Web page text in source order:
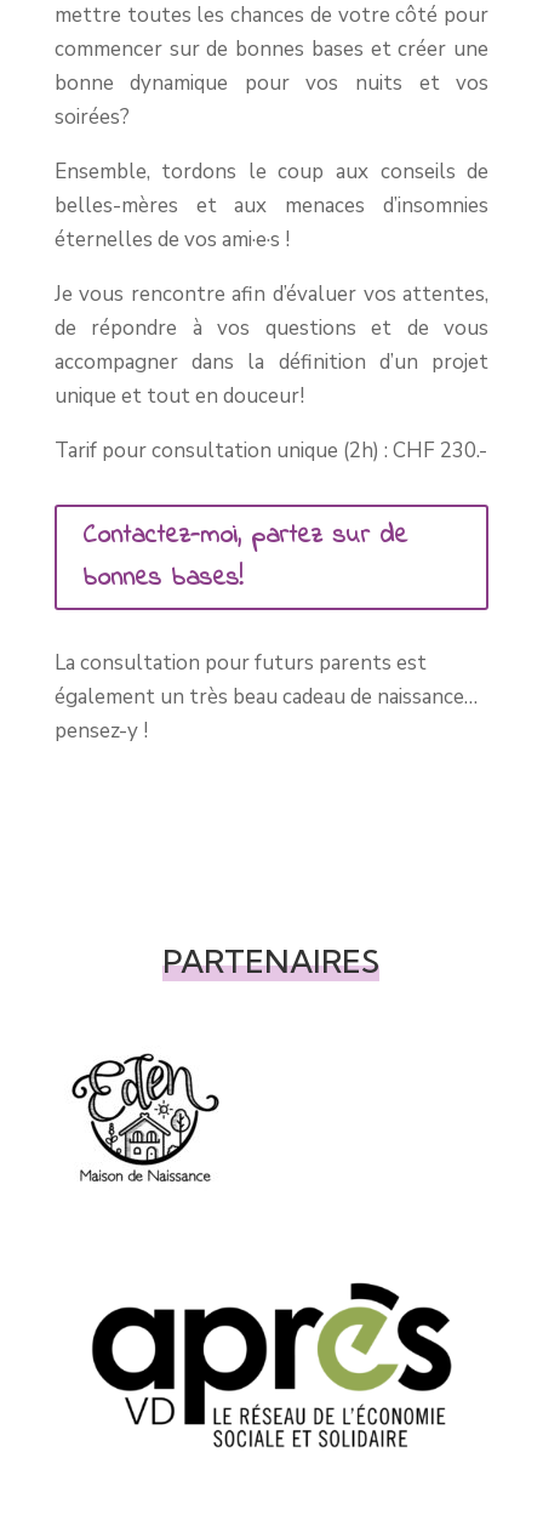
mettre toutes les chances de votre côté pour
commencer sur de bonnes bases et créer une
bonne dynamique pour vos nuits et vos
soirées?
Ensemble, tordons le coup aux conseils de
belles-mères et aux menaces d’insomnies
éternelles de vos ami·e·s !
Je vous rencontre afin d’évaluer vos attentes,
de répondre à vos questions et de vous
accompagner dans la définition d’un projet
unique et tout en douceur!
Tarif pour consultation unique (2h) : CHF 230.-
Contactez-moi, partez sur de
bonnes bases!
La consultation pour futurs parents est
également un très beau cadeau de naissance…
pensez-y !
PARTENAIRES